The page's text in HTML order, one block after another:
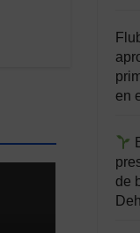
en
de